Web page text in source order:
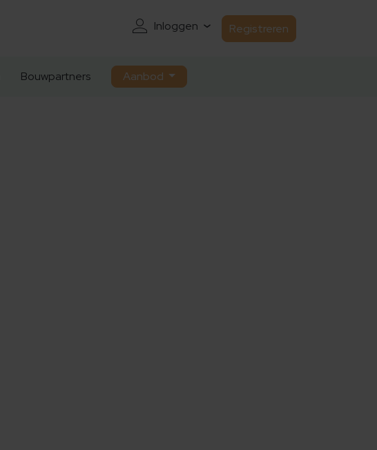
Inloggen Registreren
Bouwpartners Aanbod